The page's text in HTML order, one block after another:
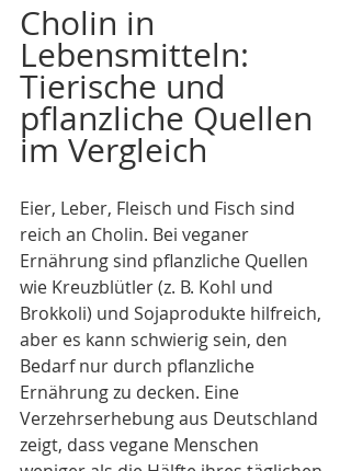
Cholin in
Lebensmitteln:
Tierische und
pflanzliche Quellen
im Vergleich
Eier, Leber, Fleisch und Fisch sind
reich an Cholin. Bei veganer
Ernährung sind pflanzliche Quellen
wie Kreuzblütler (z. B. Kohl und
Brokkoli) und Sojaprodukte hilfreich,
aber es kann schwierig sein, den
Bedarf nur durch pflanzliche
Ernährung zu decken. Eine
Verzehrserhebung aus Deutschland
zeigt, dass vegane Menschen